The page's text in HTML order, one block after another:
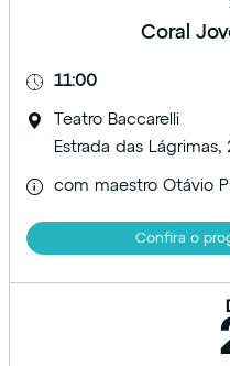
Coral
11:00
Teatro Baccarelli
Estrada das Lágrimas,
com maestro Otávio
Confira o